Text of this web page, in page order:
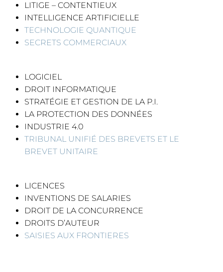
LITIGE – CONTENTIEUX
INTELLIGENCE ARTIFICIELLE
TECHNOLOGIE QUANTIQUE
SECRETS COMMERCIAUX
LOGICIEL
DROIT INFORMATIQUE
STRATÉGIE ET GESTION DE LA P.I.
LA PROTECTION DES DONNÉES
INDUSTRIE 4.0
TRIBUNAL UNIFIÉ DES BREVETS ET LE
BREVET UNITAIRE
LICENCES
INVENTIONS DE SALARIES
DROIT DE LA CONCURRENCE
DROITS D’AUTEUR
SAISIES AUX FRONTIERES